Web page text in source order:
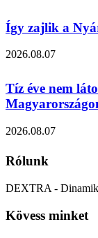
Így zajlik a
2026.08.07
Tíz éve nem
2026.08.07
Rólunk
DEXTRA -
Kövess minket